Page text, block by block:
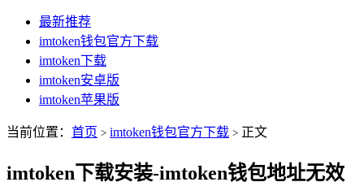
最新推荐
imtoken钱包官方下载
imtoken下载
imtoken安卓版
imtoken苹果版
当前位置： 首页 > imtoken钱包官方下载 > 正文
imtoken下载安装-imtoken钱包地址无效